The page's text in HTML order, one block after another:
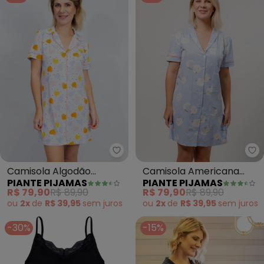
Piante Pijamas - Camisola
Camisola Algodão
Americana Manga Curta
(Branco)
PIANTE PIJAMAS
R$ 79,90R$ 89,90
ou 2x de R$ 39,95 sem juros
Camisola Americana
Manga Curta Algodão
(Azul)
PIANTE PIJAMAS
R$ 79,90R$ 89,90
ou 2x de R$ 39,95 sem juros
-30% -15%